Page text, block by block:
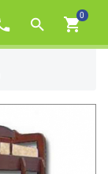
0